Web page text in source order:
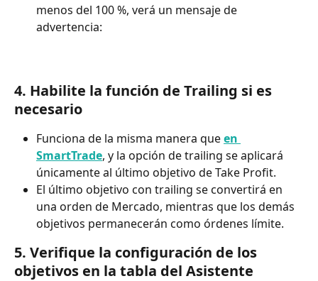
menos del 100 %, verá un mensaje de
advertencia:
4. Habilite la función de Trailing si es
necesario
Funciona de la misma manera que en
SmartTrade, y la opción de trailing se aplicará
únicamente al último objetivo de Take Profit.
El último objetivo con trailing se convertirá en
una orden de Mercado, mientras que los demás
objetivos permanecerán como órdenes límite.
5. Verifique la configuración de los
objetivos en la tabla del Asistente